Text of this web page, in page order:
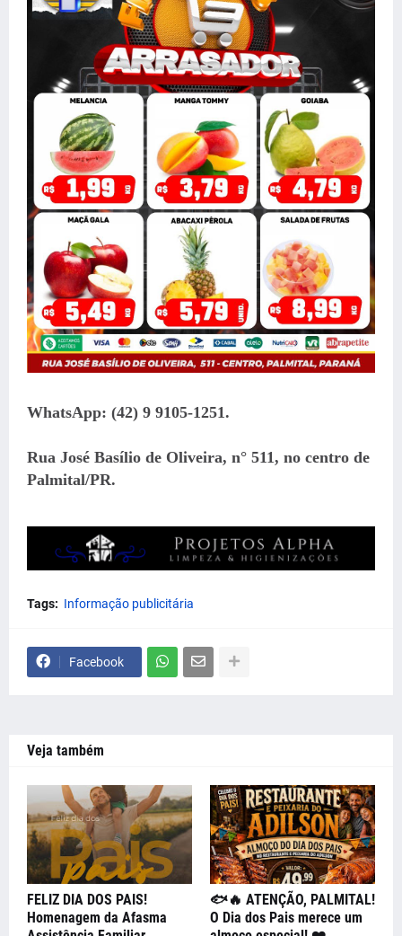
WhatsApp: (42) 9 9105-1251.
Rua José Basílio de Oliveira, n° 511, no centro de
Palmital/PR.
Tags: Informação publicitária
Facebook
Veja também
FELIZ DIA DOS PAIS!
Homenagem da Afasma
🐟🔥 ATENÇÃO, PALMITAL!
O Dia dos Pais merece um